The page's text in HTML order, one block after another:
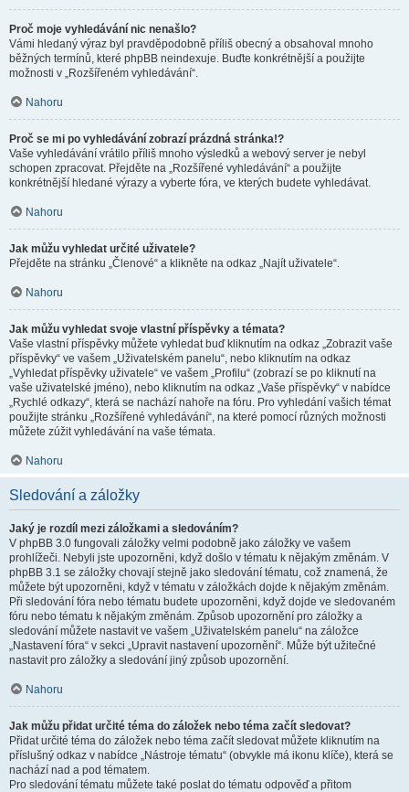
Proč moje vyhledávání nic nenašlo?
Vámi hledaný výraz byl pravděpodobně příliš obecný a obsahoval mnoho
běžných termínů, které phpBB neindexuje. Buďte konkrétnější a použijte
možnosti v „Rozšířeném vyhledávání“.
Nahoru
Proč se mi po vyhledávání zobrazí prázdná stránka!?
Vaše vyhledávání vrátilo příliš mnoho výsledků a webový server je nebyl
schopen zpracovat. Přejděte na „Rozšířené vyhledávání“ a použijte
konkrétnější hledané výrazy a vyberte fóra, ve kterých budete vyhledávat.
Nahoru
Jak můžu vyhledat určité uživatele?
Přejděte na stránku „Členové“ a klikněte na odkaz „Najít uživatele“.
Nahoru
Jak můžu vyhledat svoje vlastní příspěvky a témata?
Vaše vlastní příspěvky můžete vyhledat buď kliknutím na odkaz „Zobrazit vaše
příspěvky“ ve vašem „Uživatelském panelu“, nebo kliknutím na odkaz
„Vyhledat příspěvky uživatele“ ve vašem „Profilu“ (zobrazí se po kliknutí na
vaše uživatelské jméno), nebo kliknutím na odkaz „Vaše příspěvky“ v nabídce
„Rychlé odkazy“, která se nachází nahoře na fóru. Pro vyhledání vašich témat
použijte stránku „Rozšířené vyhledávání“, na které pomocí různých možnosti
můžete zúžit vyhledávání na vaše témata.
Nahoru
Sledování a záložky
Jaký je rozdíl mezi záložkami a sledováním?
V phpBB 3.0 fungovali záložky velmi podobně jako záložky ve vašem
prohlížeči. Nebyli jste upozorněni, když došlo v tématu k nějakým změnám. V
phpBB 3.1 se záložky chovají stejně jako sledování tématu, což znamená, že
můžete být upozorněni, když v tématu v záložkách dojde k nějakým změnám.
Při sledování fóra nebo tématu budete upozorněni, když dojde ve sledovaném
fóru nebo tématu k nějakým změnám. Způsob upozornění pro záložky a
sledování můžete nastavit ve vašem „Uživatelském panelu“ na záložce
„Nastavení fóra“ v sekci „Upravit nastavení upozornění“. Může být užitečné
nastavit pro záložky a sledování jiný způsob upozornění.
Nahoru
Jak můžu přidat určité téma do záložek nebo téma začít sledovat?
Přidat určité téma do záložek nebo téma začít sledovat můžete kliknutím na
příslušný odkaz v nabídce „Nástroje tématu“ (obvykle má ikonu klíče), která se
nachází nad a pod tématem.
Pro sledování tématu můžete také poslat do tématu odpověď a přitom